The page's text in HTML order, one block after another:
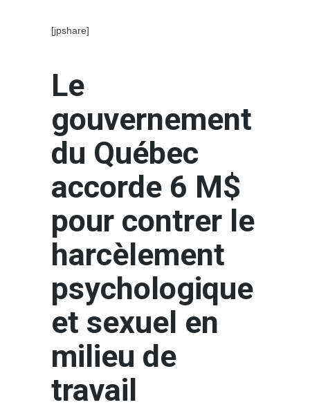
[jpshare]
Le
gouvernement
du Québec
accorde 6 M$
pour contrer le
harcèlement
psychologique
et sexuel en
milieu de
travail